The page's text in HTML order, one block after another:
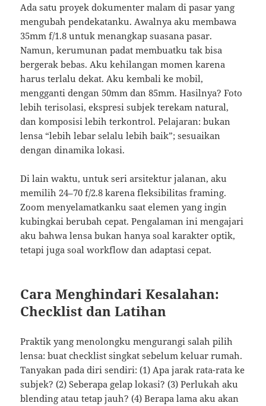
Ada satu proyek dokumenter malam di pasar yang
mengubah pendekatanku. Awalnya aku membawa
35mm f/1.8 untuk menangkap suasana pasar.
Namun, kerumunan padat membuatku tak bisa
bergerak bebas. Aku kehilangan momen karena
harus terlalu dekat. Aku kembali ke mobil,
mengganti dengan 50mm dan 85mm. Hasilnya? Foto
lebih terisolasi, ekspresi subjek terekam natural,
dan komposisi lebih terkontrol. Pelajaran: bukan
lensa “lebih lebar selalu lebih baik”; sesuaikan
dengan dinamika lokasi.
Di lain waktu, untuk seri arsitektur jalanan, aku
memilih 24–70 f/2.8 karena fleksibilitas framing.
Zoom menyelamatkanku saat elemen yang ingin
kubingkai berubah cepat. Pengalaman ini mengajari
aku bahwa lensa bukan hanya soal karakter optik,
tetapi juga soal workflow dan adaptasi cepat.
Cara Menghindari Kesalahan:
Checklist dan Latihan
Praktik yang menolongku mengurangi salah pilih
lensa: buat checklist singkat sebelum keluar rumah.
Tanyakan pada diri sendiri: (1) Apa jarak rata-rata ke
subjek? (2) Seberapa gelap lokasi? (3) Perlukah aku
blending atau tetap jauh? (4) Berapa lama aku akan